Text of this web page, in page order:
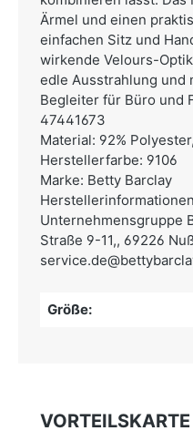
Ärmel und einen
einfachen Sitz und
wirkende Velours-
edle Ausstrahlung und
Begleiter für Büro und
47441673
Material: 92%
Herstellerfarbe: 9106
Marke: Betty Barclay
Unternehmensgruppe
Straße 9-11,, 69226
Größe:
VORTEILSKARTE